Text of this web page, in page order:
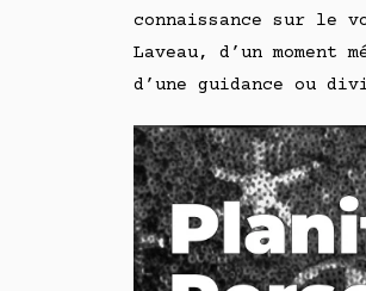
connaissance sur le
Laveau, d’un moment
d’une guidance ou